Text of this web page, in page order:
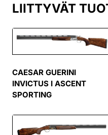
LIITTYVÄT
CAESAR GUERINI
INVICTUS I ASCENT
SPORTING